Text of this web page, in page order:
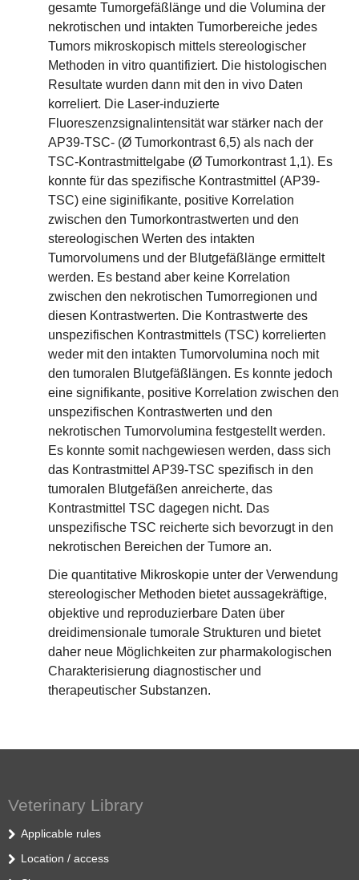
gesamte Tumorgefäßlänge und die Volumina der
nekrotischen und intakten Tumorbereiche jedes
Tumors mikroskopisch mittels stereologischer
Methoden in vitro quantifiziert. Die histologischen
Resultate wurden dann mit den in vivo Daten
korreliert. Die Laser-induzierte
Fluoreszenzsignalintensität war stärker nach der
AP39-TSC- (Ø Tumorkontrast 6,5) als nach der
TSC-Kontrastmittelgabe (Ø Tumorkontrast 1,1). Es
konnte für das spezifische Kontrastmittel (AP39-
TSC) eine siginifikante, positive Korrelation
zwischen den Tumorkontrastwerten und den
stereologischen Werten des intakten
Tumorvolumens und der Blutgefäßlänge ermittelt
werden. Es bestand aber keine Korrelation
zwischen den nekrotischen Tumorregionen und
diesen Kontrastwerten. Die Kontrastwerte des
unspezifischen Kontrastmittels (TSC) korrelierten
weder mit den intakten Tumorvolumina noch mit
den tumoralen Blutgefäßlängen. Es konnte jedoch
eine signifikante, positive Korrelation zwischen den
unspezifischen Kontrastwerten und den
nekrotischen Tumorvolumina festgestellt werden.
Es konnte somit nachgewiesen werden, dass sich
das Kontrastmittel AP39-TSC spezifisch in den
tumoralen Blutgefäßen anreicherte, das
Kontrastmittel TSC dagegen nicht. Das
unspezifische TSC reicherte sich bevorzugt in den
nekrotischen Bereichen der Tumore an.
Die quantitative Mikroskopie unter der Verwendung
stereologischer Methoden bietet aussagekräftige,
objektive und reproduzierbare Daten über
dreidimensionale tumorale Strukturen und bietet
daher neue Möglichkeiten zur pharmakologischen
Charakterisierung diagnostischer und
therapeutischer Substanzen.
Veterinary Library
Applicable rules
Location / access